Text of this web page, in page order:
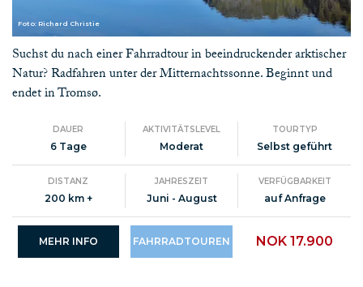
Foto: Richard Christie
Suchst du nach einer Fahrradtour in beeindruckender arktischer
Natur? Radfahren unter der Mitternachtssonne. Beginnt und
endet in Tromsø.
DAUER
6 Tage
AKTIVITÄTSLEVEL
Moderat
TOURTYP
Selbst geführt
DISTANZ
200 km +
JAHRESZEIT
Juni - August
VERFÜGBARKEIT
auf Anfrage
MEHR INFO FAHRRADTOUREN NOK 17.900